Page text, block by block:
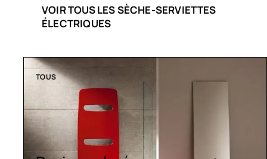
VOIR TOUS LES SÈCHE-SERVIETTES
ÉLECTRIQUES
TOUS
Sèche-serviettes